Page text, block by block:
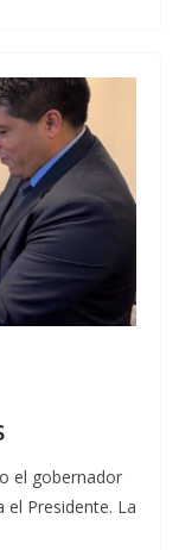
el gobernador
el Presidente. La